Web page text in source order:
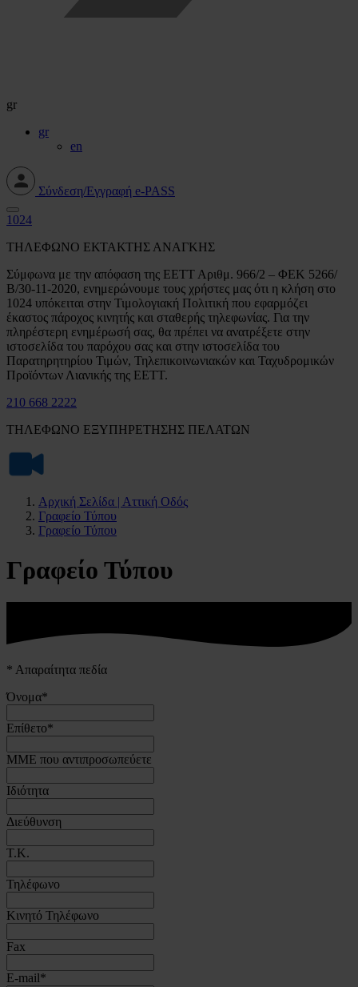
gr
gr
en
Σύνδεση/Εγγραφή e-PASS
1024
ΤΗΛΕΦΩΝΟ ΕΚΤΑΚΤΗΣ ΑΝΑΓΚΗΣ
Σύμφωνα με την απόφαση της ΕΕΤΤ Αριθμ. 966/2 – ΦΕΚ 5266/
Β/30-11-2020, ενημερώνουμε τους χρήστες μας ότι η κλήση στο
1024 υπόκειται στην Τιμολογιακή Πολιτική που εφαρμόζει
έκαστος πάροχος κινητής και σταθερής τηλεφωνίας. Για την
πληρέστερη ενημέρωσή σας, θα πρέπει να ανατρέξετε στην
ιστοσελίδα του παρόχου σας και στην ιστοσελίδα του
Παρατηρητηρίου Τιμών, Τηλεπικοινωνιακών και Ταχυδρομικών
Προϊόντων Λιανικής της ΕΕΤΤ.
210 668 2222
ΤΗΛΕΦΩΝΟ ΕΞΥΠΗΡΕΤΗΣΗΣ ΠΕΛΑΤΩΝ
Αρχική Σελίδα | Αττική Οδός
Γραφείο Τύπου
Γραφείο Τύπου
Γραφείο Τύπου
* Απαραίτητα πεδία
Όνομα*
Επίθετο*
ΜΜΕ που αντιπροσωπεύετε
Ιδιότητα
Διεύθυνση
T.K.
Τηλέφωνο
Κινητό Τηλέφωνο
Fax
E-mail*